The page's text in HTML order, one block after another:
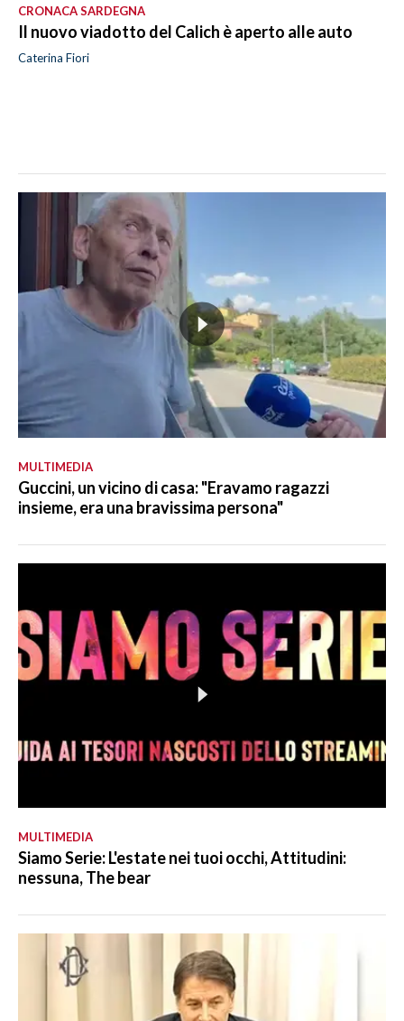
CRONACA SARDEGNA
Il nuovo viadotto del Calich è aperto alle auto
Caterina Fiori
MULTIMEDIA
Guccini, un vicino di casa: "Eravamo ragazzi
insieme, era una bravissima persona"
MULTIMEDIA
Siamo Serie: L'estate nei tuoi occhi, Attitudini:
nessuna, The bear